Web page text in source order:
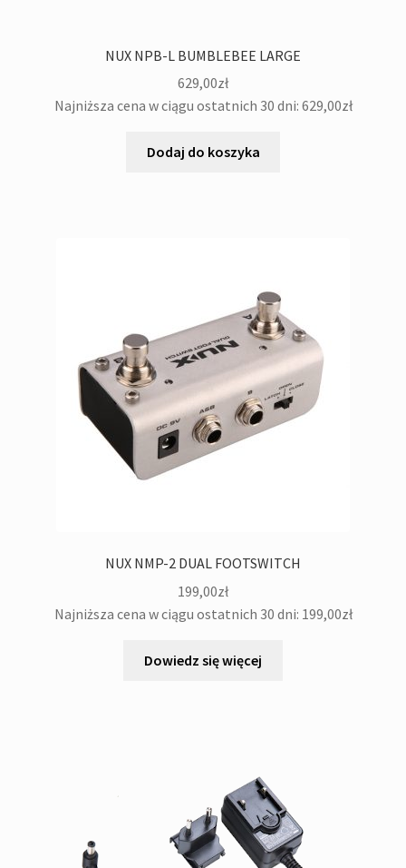
NUX NPB-L BUMBLEBEE LARGE
629,00zł
Najniższa cena w ciągu ostatnich 30 dni: 629,00zł
Dodaj do koszyka
NUX NMP-2 DUAL FOOTSWITCH
199,00zł
Najniższa cena w ciągu ostatnich 30 dni: 199,00zł
Dowiedz się więcej